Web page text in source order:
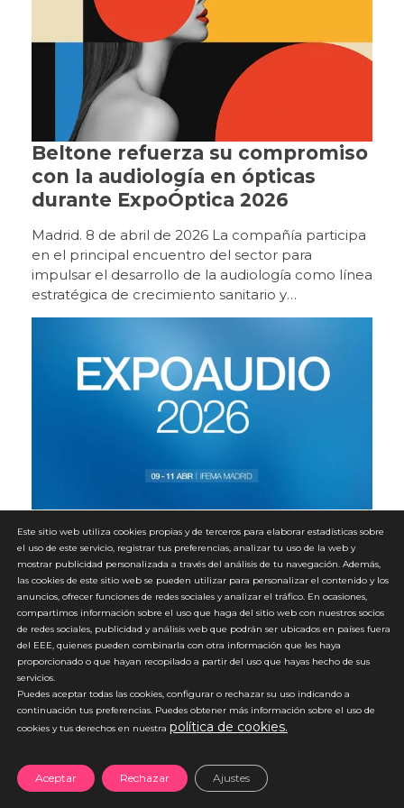
Beltone refuerza su compromiso
con la audiología en ópticas
durante ExpoÓptica 2026
Madrid. 8 de abril de 2026 La compañía participa
en el principal encuentro del sector para
impulsar el desarrollo de la audiología como línea
estratégica de crecimiento sanitario y
empresarial. Beltone participa un año más en
profesional del sector óptico y audiológico en
España, que se celebra del 9 al 11 de abril en
IFEMA Madrid (pabellón 10, stand E12). Con
motivo de esta edición, la compañía presentará
un espacio expositivo orientado a la experiencia
podrán interactuar con las soluciones
aplicación práctica en el ámbito audiológico.
Ubicación: Stand Beltone. Pabellón 10 | 10E12
Horario: De 10:00 a 20:00 Entre los principales
contenidos del stand destacan: Novedades de
producto Presentación de las últimas
innovaciones y del portfolio completo de
soluciones auditivas de Beltone. Experiencia SAR
01 Espacio diseñado para la demostración
práctica de la tecnología auditiva en condiciones
reales de escucha. Nueva imagen Beltone
Ópticas Evolución de la identidad orientada a
reforzar la integración de la audiología en el
profesional. Con esta presencia, Beltone reafirma
su compromiso con el desarrollo de la audiología
GN pone la primera piedra de su
nueva sede en España, ubicada
en el Parque Tecnológico de
Leganés
Leganés – Madrid. 20 de marzo de 2026 La
compañía refuerza su apuesta por el mercado
español con una inversión superior a los 4
millones de euros en un edificio inteligente y
sostenible que será centro de referencia en
puesta de la primera piedra de su futura sede en
Este sitio web utiliza cookies propias y de terceros para elaborar estadísticas sobre
el uso de este servicio, registrar tus preferencias, analizar tu uso de la web y
mostrar publicidad personalizada a través del análisis de tu navegación. Además,
las cookies de este sitio web se pueden utilizar para personalizar el contenido y los
anuncios, ofrecer funciones de redes sociales y analizar el tráfico. En ocasiones,
compartimos información sobre el uso que haga del sitio web con nuestros socios
de redes sociales, publicidad y análisis web que podrán ser ubicados en países fuera
del EEE, quienes pueden combinarla con otra información que les haya
proporcionado o que hayan recopilado a partir del uso que hayas hecho de sus
servicios.
Puedes aceptar todas las cookies, configurar o rechazar su uso indicando a
continuación tus preferencias. Puedes obtener más información sobre el uso de
cookies y tus derechos en nuestra política de cookies.
Aceptar Rechazar Ajustes